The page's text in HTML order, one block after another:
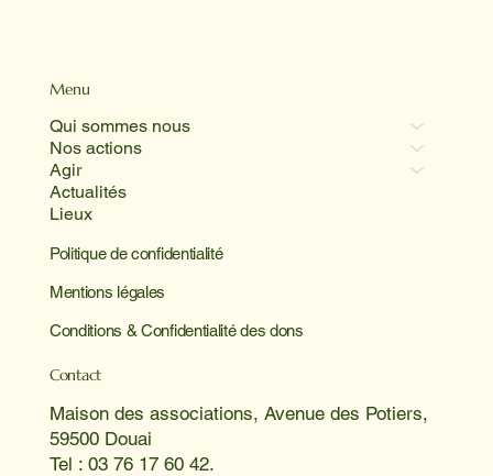
Menu
Qui sommes nous
Nos actions
Agir
Actualités
Lieux
Politique de confidentialité
Mentions légales
Conditions & Confidentialité des dons
Contact
Maison des associations, Avenue des Potiers,
59500 Douai
Tel : 03 76 17 60 42.